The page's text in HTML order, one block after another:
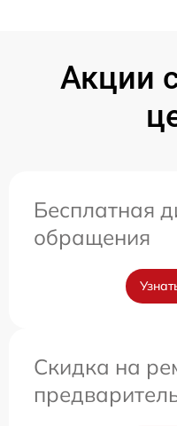
Акции
Бесплатная
обращения
Скидка на